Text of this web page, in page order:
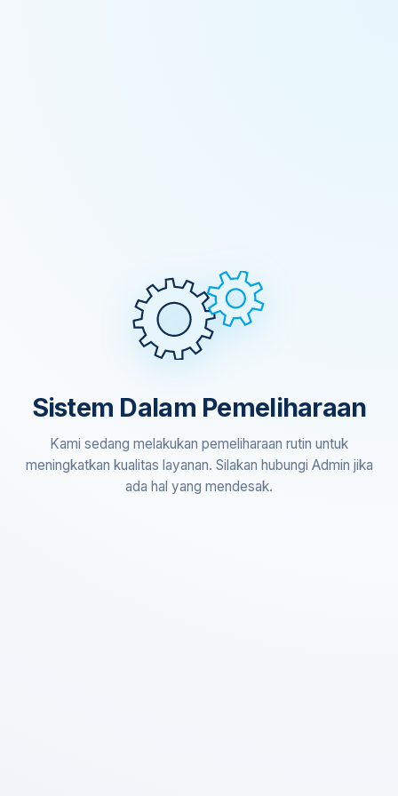
Sistem Dalam Pemeliharaan
Kami sedang melakukan pemeliharaan rutin untuk
meningkatkan kualitas layanan. Silakan hubungi Admin jika
ada hal yang mendesak.